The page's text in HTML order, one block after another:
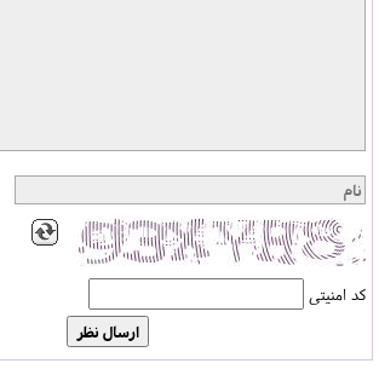
کد امنیتی